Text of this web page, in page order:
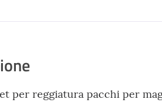
per reggiatura pacchi per